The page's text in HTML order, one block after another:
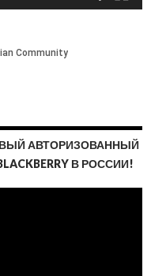
АВТОРИЗОВАННЫЙ
В РОССИИ!